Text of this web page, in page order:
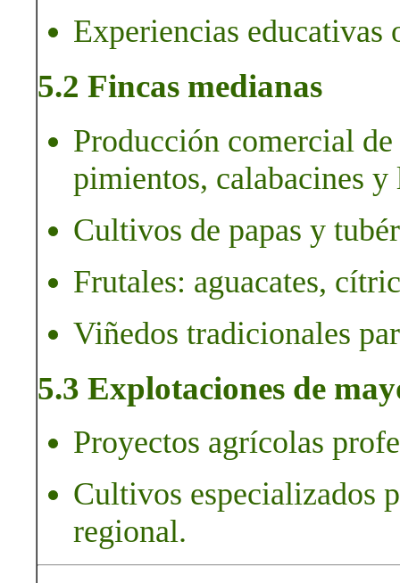
Experiencias educativas
5.2 Fincas medianas
Producción comercial
pimientos, calabacines y
Cultivos de papas y
Frutales: aguacates,
Viñedos tradicionales
5.3 Explotaciones de
Proyectos agrícolas
Cultivos especializados
regional.